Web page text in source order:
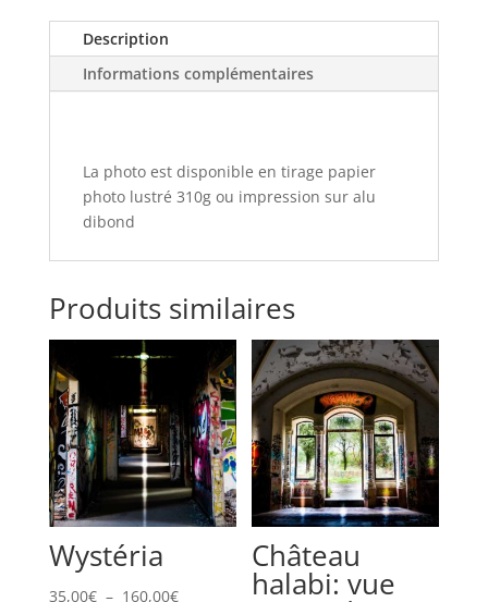
Description
Informations complémentaires
La photo est disponible en tirage papier
photo lustré 310g ou impression sur alu
dibond
Produits similaires
Wystéria
35,00€ – 160,00€Plage
Château
halabi: vue